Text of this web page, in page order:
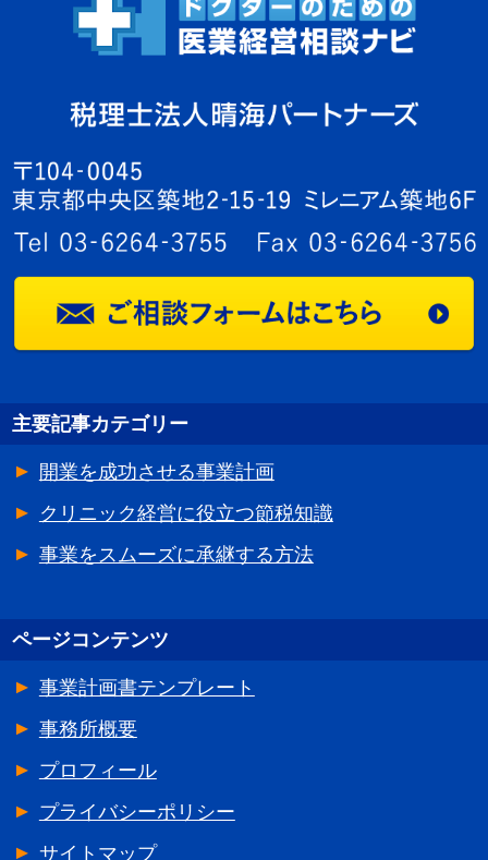
主要記事カテゴリー
開業を成功させる事業計画
クリニック経営に役立つ節税知識
事業をスムーズに承継する方法
ページコンテンツ
事業計画書テンプレート
事務所概要
プロフィール
プライバシーポリシー
サイトマップ